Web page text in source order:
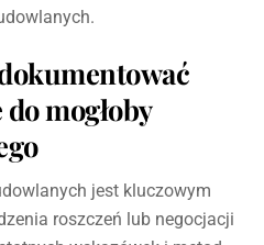
mogłoby
jest kluczowym
roszczeń lub negocjacji